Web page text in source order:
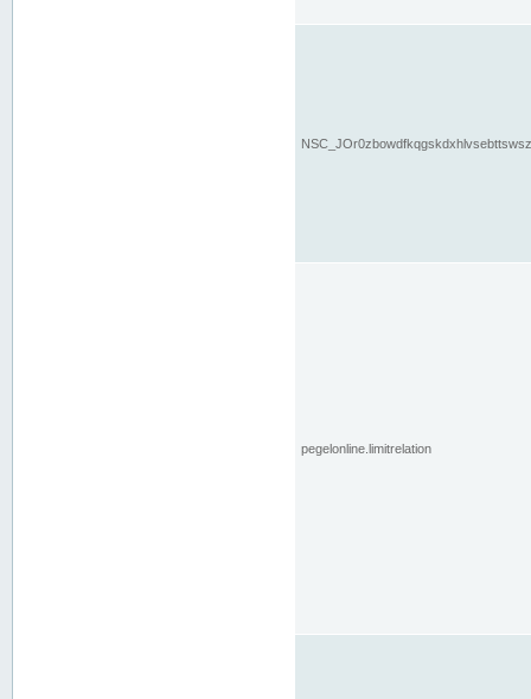
pegelonline.limitrelation